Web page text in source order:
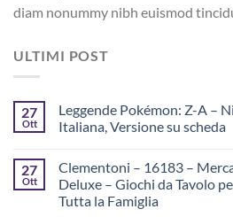
diam nonummy nibh euismod
ULTIMI POST
27
Ott
Leggende Pokémon: Z-A –
Italiana, Versione su scheda
27
Ott
Clementoni – 16183 –
Deluxe – Giochi da Tavolo
Tutta la Famiglia